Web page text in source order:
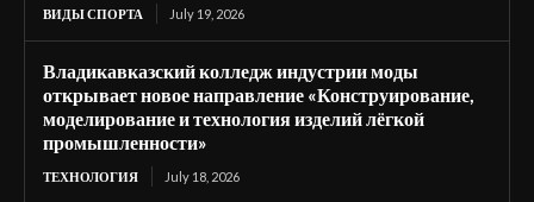
ВИДЫ СПОРТА July 19, 2026
Владикавказский колледж индустрии моды
открывает новое направление «Конструирование,
моделирование и технология изделий лёгкой
промышленности»
ТЕХНОЛОГИЯ July 18, 2026